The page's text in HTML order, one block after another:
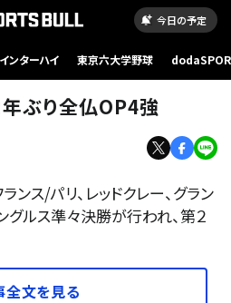
今日の予定
インターハイ 東京六大学野球
ぶり全仏OP4強
ンス/パリ、レッドクレー、グラン
グルス準々決勝が行われ、第２
全文を見る